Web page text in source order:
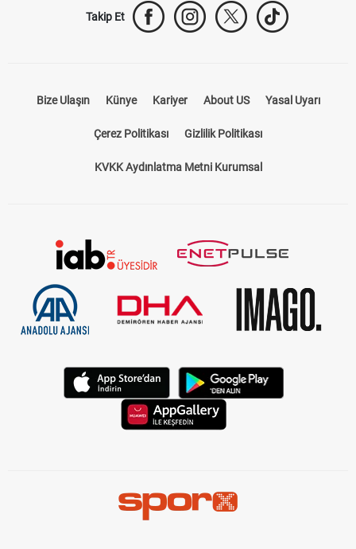
Takip Et
Bize Ulaşın Künye Kariyer About US Yasal Uyarı
Çerez Politikası Gizlilik Politikası
KVKK Aydınlatma Metni Kurumsal